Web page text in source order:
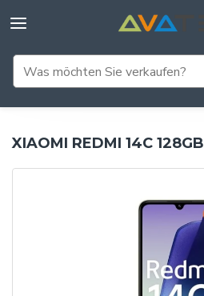
XIAOMI REDMI 14C 128GB